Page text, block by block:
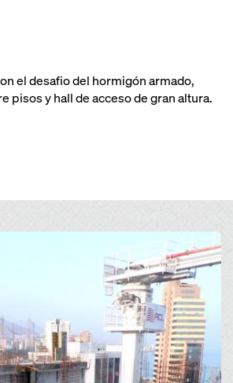
el desafio del hormigón armado,
pisos y hall de acceso de gran altura.